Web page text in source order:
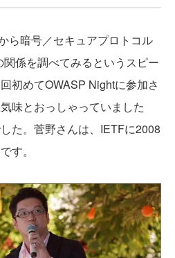
ら暗号／セキュアプロトコル
係を調べてみるというスピー
初めてOWASP Nightに参加さ
味とおっしゃっていました
た。菅野さんは、IETFに2008
す。